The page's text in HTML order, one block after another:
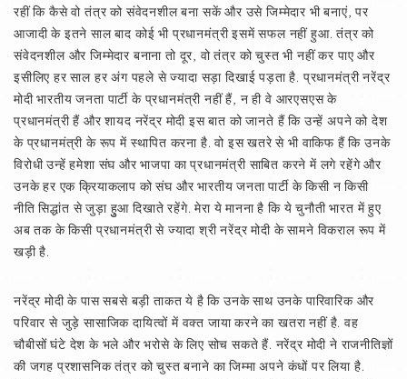
रहीं कि कैसे वो तंत्र को संवेदनशील बना सकें और उसे जिम्मेदार भी बनाएं, पर
आजादी के इतने साल बाद कोई भी प्रधानमंत्री इसमें सफल नहीं हुआ. तंत्र को
संवेदनशील और जिम्मेदार बनाना तो दूर, वो तंत्र को चुस्त भी नहीं कर पाए और
इसीलिए हर साल हर अंग पहले से ज्यादा सड़ा दिखाई पड़ता है. प्रधानमंत्री नरेंद्र
मोदी भारतीय जनता पार्टी के प्रधानमंत्री नहीं हैं, न ही वे आरएसएस के
प्रधानमंत्री हैं और शायद नरेंद्र मोदी इस बात को जानते हैं कि उन्हें अपने को देश
के प्रधानमंत्री के रूप में स्थापित करना है. वो इस खतरे से भी वाकिफ हैं कि उनके
विरोधी उन्हें हमेशा संघ और भाजपा का प्रधानमंत्री साबित करने में लगे रहेंगे और
उनके हर एक क्रियाकलाप को संघ और भारतीय जनता पार्टी के किसी न किसी
नीति सिद्धांत से जुड़ा हुुआ दिखाते रहेंगे. मेरा ये मानना है कि ये चुनौती भारत में हुए
अब तक के किसी प्रधानमंत्री से ज्यादा श्री नरेंद्र मोदी के सामने विकराल रूप में
खड़ी है.
नरेंद्र मोदी के पास सबसे बड़ी ताकत ये है कि उनके साथ उनके पारिवारिक और
परिवार से जुड़े सासाजिक दायित्वों में वक्त जाया करने का खतरा नहीं है. वह
चौबीसों घंटे देश के भले और भरोसे के लिए सोच सकते हैं. नरेंद्र मोदी ने राजनीतिज्ञों
की जगह प्रशासनिक तंत्र को चुस्त बनाने का जिम्मा अपने कंधों पर लिया है.